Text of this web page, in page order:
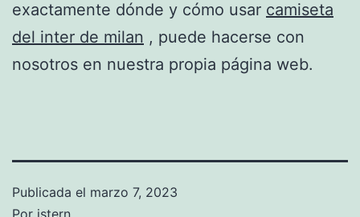
exactamente dónde y cómo usar camiseta
del inter de milan , puede hacerse con
nosotros en nuestra propia página web.
Publicada el marzo 7, 2023
Por istern